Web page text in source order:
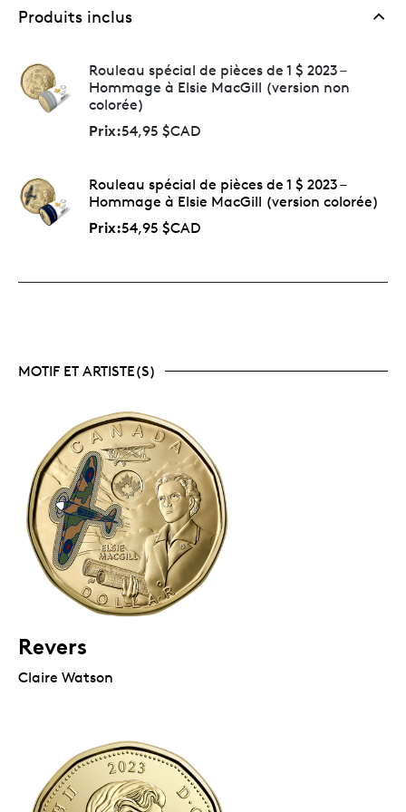
jamais été mises en circulation – chacune d’entre
elles brille comme un sou neuf et est rehaussée
L’une des deux façons de se procurer un rouleau
de pièces classiques (non colorées).Le rouleau
spécial de pièces colorées se vend
individuellement, mais pas celui contenant des
pièces non colorées; ce dernier n’est offert que
Une quantité limitée.Les abonnements sont
limités à 10 000 : il n’existe que 10 000 exemplaires
de chaque rouleau de cet ensemble.
Produits inclus
Rouleau spécial de pièces de 1 $ 2023 –
Hommage à Elsie MacGill (version non
colorée)
Prix:54,95 $CAD
Rouleau spécial de pièces de 1 $ 2023 –
Hommage à Elsie MacGill (version colorée)
Prix:54,95 $CAD
MOTIF ET ARTISTE(S)
Revers
Claire Watson